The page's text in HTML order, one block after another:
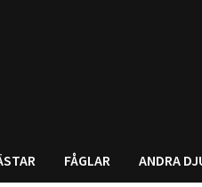
FÅGLAR ANDRA